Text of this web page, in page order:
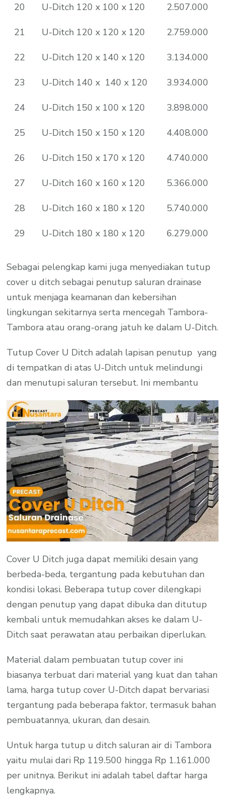
20 U-Ditch 120 x 100 x 120 2.507.000
21 U-Ditch 120 x 120 x 120 2.759.000
22 U-Ditch 120 x 140 x 120 3.134.000
23 U-Ditch 140 x 140 x 120 3.934.000
24 U-Ditch 150 x 100 x 120 3.898.000
25 U-Ditch 150 x 150 x 120 4.408.000
26 U-Ditch 150 x 170 x 120 4.740.000
27 U-Ditch 160 x 160 x 120 5.366.000
28 U-Ditch 160 x 180 x 120 5.740.000
29 U-Ditch 180 x 180 x 120 6.279.000
Sebagai pelengkap kami juga menyediakan tutup
cover u ditch sebagai penutup saluran drainase
untuk menjaga keamanan dan kebersihan
lingkungan sekitarnya serta mencegah Tambora-
Tambora atau orang-orang jatuh ke dalam U-Ditch.
Tutup Cover U Ditch adalah lapisan penutup yang
di tempatkan di atas U-Ditch untuk melindungi
dan menutupi saluran tersebut. Ini membantu
Cover U Ditch juga dapat memiliki desain yang
berbeda-beda, tergantung pada kebutuhan dan
kondisi lokasi. Beberapa tutup cover dilengkapi
dengan penutup yang dapat dibuka dan ditutup
kembali untuk memudahkan akses ke dalam U-
Ditch saat perawatan atau perbaikan diperlukan.
Material dalam pembuatan tutup cover ini
biasanya terbuat dari material yang kuat dan tahan
lama, harga tutup cover U-Ditch dapat bervariasi
tergantung pada beberapa faktor, termasuk bahan
pembuatannya, ukuran, dan desain.
Untuk harga tutup u ditch saluran air di Tambora
yaitu mulai dari Rp 119.500 hingga Rp 1.161.000
per unitnya. Berikut ini adalah tabel daftar harga
lengkapnya.